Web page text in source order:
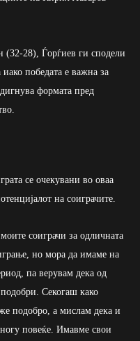
(32-28), Ѓорѓиев ги сподели
победата е важна за
формата пред
се очекувани во оваа
на соиграчите.
соиграчи за одличната
но мора да имаме на
па верувам дека од
Секогаш како
подобро, а мислам дека и
повеќе. Имавме свои